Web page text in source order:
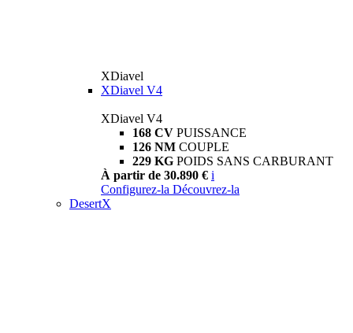
XDiavel
XDiavel V4
XDiavel V4
168 CV PUISSANCE
126 NM COUPLE
229 KG POIDS SANS CARBURANT
À partir de 30.890 € i
Configurez-la Découvrez-la
DesertX